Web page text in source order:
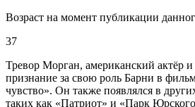
Возраст на момент публикации
37
Тревор Морган, американский актёр
признание за свою роль Барни в
чувство». Он также появлялся в
таких как «Патриот» и «Парк